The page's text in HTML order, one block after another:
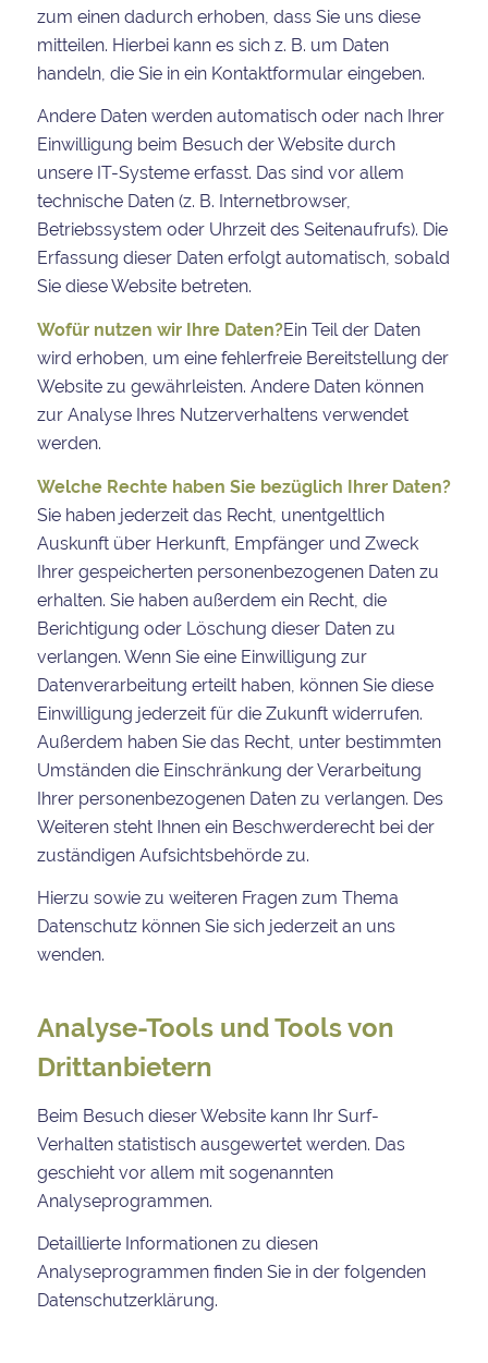
zum einen dadurch erhoben, dass Sie uns diese
mitteilen. Hierbei kann es sich z. B. um Daten
handeln, die Sie in ein Kontaktformular eingeben.
Andere Daten werden automatisch oder nach Ihrer
Einwilligung beim Besuch der Website durch
unsere IT-Systeme erfasst. Das sind vor allem
technische Daten (z. B. Internetbrowser,
Betriebssystem oder Uhrzeit des Seitenaufrufs). Die
Erfassung dieser Daten erfolgt automatisch, sobald
Sie diese Website betreten.
Wofür nutzen wir Ihre Daten?Ein Teil der Daten
wird erhoben, um eine fehlerfreie Bereitstellung der
Website zu gewährleisten. Andere Daten können
zur Analyse Ihres Nutzerverhaltens verwendet
werden.
Welche Rechte haben Sie bezüglich Ihrer Daten?
Sie haben jederzeit das Recht, unentgeltlich
Auskunft über Herkunft, Empfänger und Zweck
Ihrer gespeicherten personenbezogenen Daten zu
erhalten. Sie haben außerdem ein Recht, die
Berichtigung oder Löschung dieser Daten zu
verlangen. Wenn Sie eine Einwilligung zur
Datenverarbeitung erteilt haben, können Sie diese
Einwilligung jederzeit für die Zukunft widerrufen.
Außerdem haben Sie das Recht, unter bestimmten
Umständen die Einschränkung der Verarbeitung
Ihrer personenbezogenen Daten zu verlangen. Des
Weiteren steht Ihnen ein Beschwerderecht bei der
zuständigen Aufsichtsbehörde zu.
Hierzu sowie zu weiteren Fragen zum Thema
Datenschutz können Sie sich jederzeit an uns
wenden.
Analyse-Tools und Tools von
Dritt­anbietern
Beim Besuch dieser Website kann Ihr Surf-
Verhalten statistisch ausgewertet werden. Das
geschieht vor allem mit sogenannten
Analyseprogrammen.
Detaillierte Informationen zu diesen
Analyseprogrammen finden Sie in der folgenden
Datenschutzerklärung.